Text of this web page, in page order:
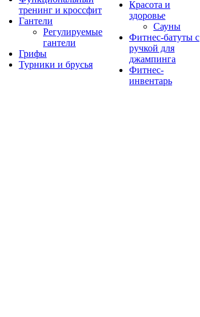
тренинг и кроссфит
Гантели
Регулируемые
гантели
Грифы
Турники и брусья
Красота и
здоровье
Сауны
Фитнес-батуты с
ручкой для
джампинга
Фитнес-
инвентарь